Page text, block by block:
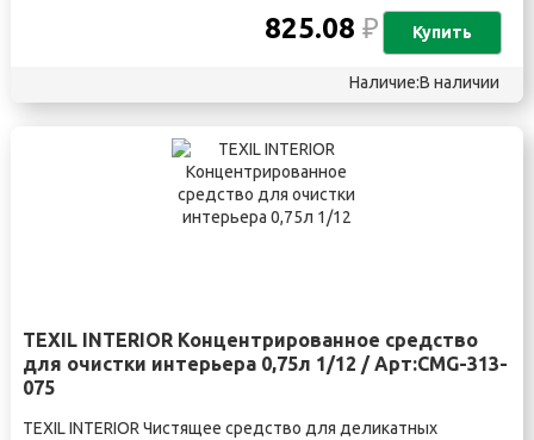
825.08₽ Купить
Наличие:В наличии
TEXIL INTERIOR Концентрированное средство
для очистки интерьера 0,75л 1/12 / Арт:CMG-313-
075
TEXIL INTERIOR Чистящее средство для деликатных